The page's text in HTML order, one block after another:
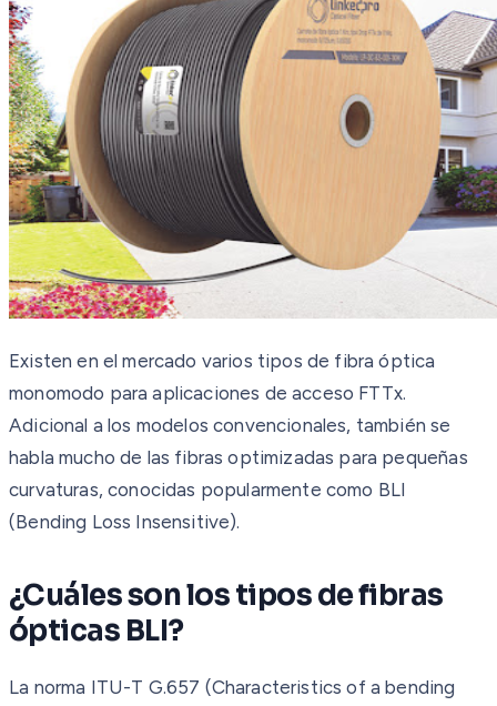
Existen en el mercado varios tipos de fibra óptica
monomodo para aplicaciones de acceso FTTx.
Adicional a los modelos convencionales, también se
habla mucho de las fibras optimizadas para pequeñas
curvaturas, conocidas popularmente como BLI
(Bending Loss Insensitive).
¿Cuáles son los tipos de fibras
ópticas BLI?
La norma ITU-T G.657 (Characteristics of a bending